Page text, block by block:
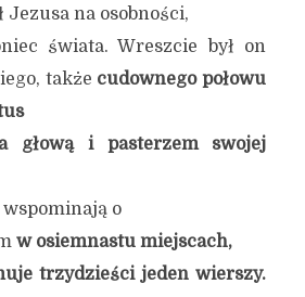
Jezusa na osobności,
świata. Wreszcie był on
także cudownego połowu
głową i pasterzem swojej
o
w osiemnastu miejscach,
trzydzieści jeden wierszy.